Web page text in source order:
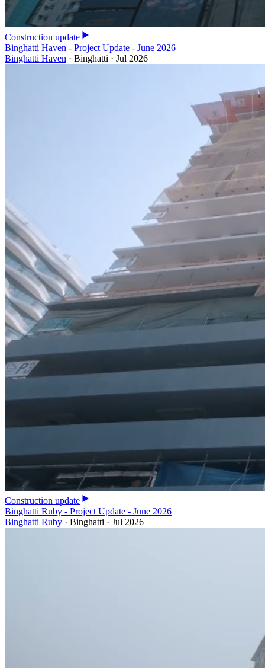
Construction update
Binghatti Haven - Project Update - June 2026
Binghatti Haven · Binghatti · Jul 2026
Construction update
Binghatti Ruby - Project Update - June 2026
Binghatti Ruby · Binghatti · Jul 2026